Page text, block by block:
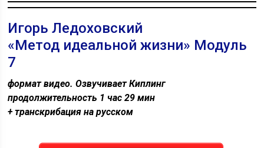
Игорь Ледоховский
«Метод идеальной жизни» Модуль
7
формат видео. Озвучивает Киплинг
продолжительность 1 час 29 мин
+ транскрибация на русском